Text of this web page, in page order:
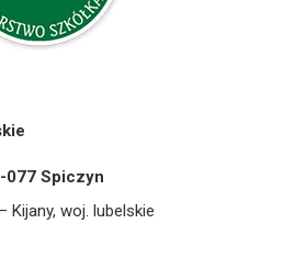
077 Spiczyn
Kijany, woj. lubelskie